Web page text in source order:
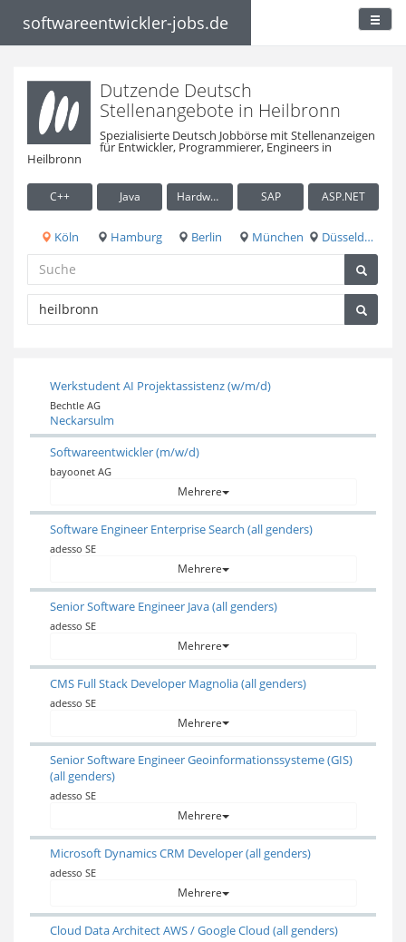
softwareentwickler-jobs.de
Dutzende Deutsch
Stellenangebote in Heilbronn
Spezialisierte Deutsch Jobbörse mit Stellenanzeigen
für Entwickler, Programmierer, Engineers in
Heilbronn
C++ Java Hardware / Embedded SAP ASP.NET
Köln Hamburg Berlin München Düsseldorf
Werkstudent AI Projektassistenz (w/m/d)
Bechtle AG
Neckarsulm
Softwareentwickler (m/w/d)
bayoonet AG
Mehrere
Software Engineer Enterprise Search (all genders)
adesso SE
Mehrere
Senior Software Engineer Java (all genders)
adesso SE
Mehrere
CMS Full Stack Developer Magnolia (all genders)
adesso SE
Mehrere
Senior Software Engineer Geoinformationssysteme (GIS)
(all genders)
adesso SE
Mehrere
Microsoft Dynamics CRM Developer (all genders)
adesso SE
Mehrere
Cloud Data Architect AWS / Google Cloud (all genders)